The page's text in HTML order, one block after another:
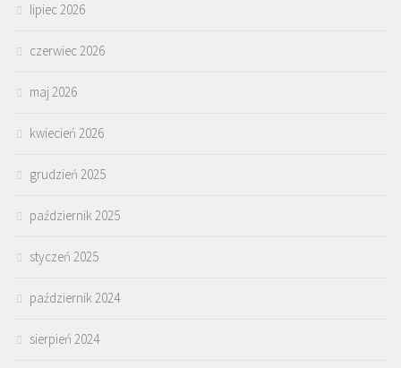
lipiec 2026
czerwiec 2026
maj 2026
kwiecień 2026
grudzień 2025
październik 2025
styczeń 2025
październik 2024
sierpień 2024